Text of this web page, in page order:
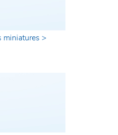
miniatures >